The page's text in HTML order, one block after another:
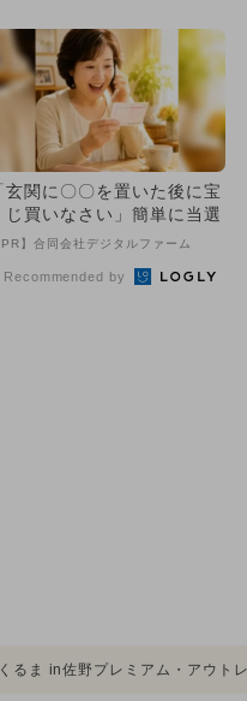
玄関に〇〇を置いた後に宝
じ買いなさい」簡単に当選
PR】合同会社デジタルファーム
Recommended by
くるま in佐野プレミアム・アウ